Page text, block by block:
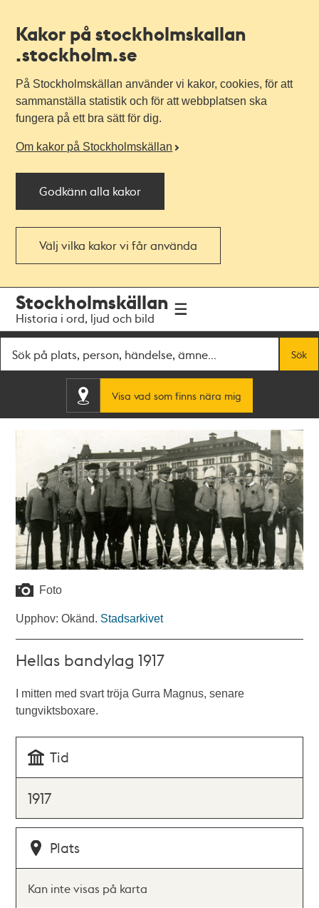
Kakor på stockholmskallan
.stockholm.se
På Stockholmskällan använder vi kakor, cookies, för att
sammanställa statistik och för att webbplatsen ska
fungera på ett bra sätt för dig.
Om kakor på Stockholmskällan
Godkänn alla kakor
Välj vilka kakor vi får använda
navigationen
huvudinnehållet
Stockholmskällan
Historia i ord, ljud och bild
Sök
Visa vad som finns nära mig
Foto
Upphov: Okänd. Stadsarkivet
Hellas bandylag 1917
I mitten med svart tröja Gurra Magnus, senare
tungviktsboxare.
Tid
1917
Plats
Kan inte visas på karta